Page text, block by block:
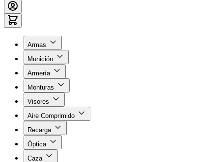
Armas
Munición
Armería
Monturas
Visores
Aire Comprimido
Recarga
Óptica
Caza